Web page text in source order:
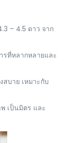
– 4.5 ดาว จาก
รที่หลากหลายและ
บาย เหมาะกับ
เป็นมิตร และ